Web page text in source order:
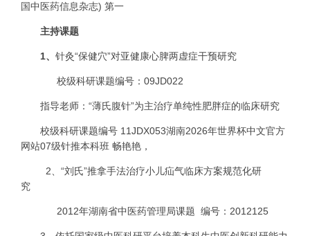
国中医药信息杂志) 第一
主持课题
1、 针灸“保健穴”对亚健康心脾两虚症干预研究
校级科研课题编号： 09JD022
指导老师：“薄氏腹针”为主治疗单纯性肥胖症的临床研究
校级科研课题编号 11JDX053湖南2026年世界杯中文官方
网站07级针推本科班 畅艳艳，
2、“刘氏”推拿手法治疗小儿疝气临床方案规范化研
究
2012年湖南省中医药管理局课题 编号： 2012125